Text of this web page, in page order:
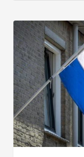
Geslaagden
2026
en
we
wensen
iedereen
een
fijne
vakantie!